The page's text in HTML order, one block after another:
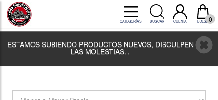
BOLSA 0
CUENTA
BUSCAR
CATEGORÍAS
ESTAMOS SUBIENDO PRODUCTOS NUEVOS, DISCULPEN
LAS MOLESTIAS...